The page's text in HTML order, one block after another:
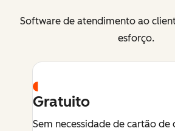
Software de atendimento ao
esforço.
Gratuito
Sem necessidade de cartão de